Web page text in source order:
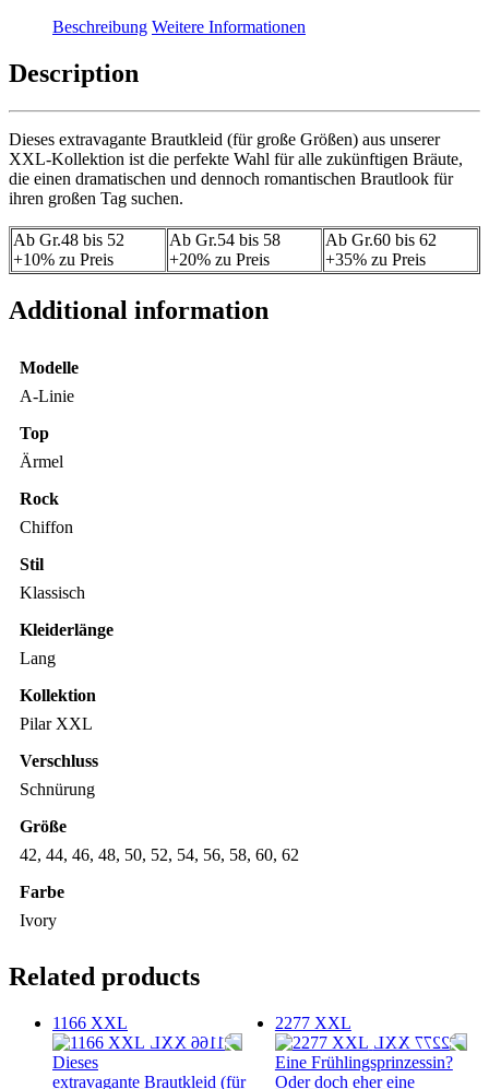
Beschreibung Weitere Informationen
Description
Dieses extravagante Brautkleid (für große Größen) aus unserer
XXL-Kollektion ist die perfekte Wahl für alle zukünftigen Bräute,
die einen dramatischen und dennoch romantischen Brautlook für
ihren großen Tag suchen.
Ab Gr.48 bis 52
+10% zu Preis
Ab Gr.54 bis 58
+20% zu Preis
Ab Gr.60 bis 62
+35% zu Preis
Additional information
Modelle
A-Linie
Top
Ärmel
Rock
Chiffon
Stil
Klassisch
Kleiderlänge
Lang
Kollektion
Pilar XXL
Verschluss
Schnürung
Größe
42, 44, 46, 48, 50, 52, 54, 56, 58, 60, 62
Farbe
Ivory
Related products
1166 XXL
Dieses
extravagante Brautkleid (für
2277 XXL
Eine Frühlingsprinzessin?
Oder doch eher eine